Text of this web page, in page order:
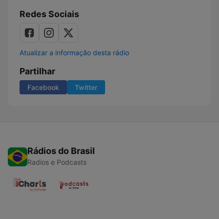
Redes Sociais
Atualizar a informação desta rádio
Partilhar
Facebook Twitter
Rádios do Brasil
Radios e Podcasts